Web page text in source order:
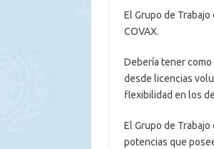
El Grupo de
COVAX.
Debería tener
desde licencias
flexibilidad en los
El Grupo de
potencias que